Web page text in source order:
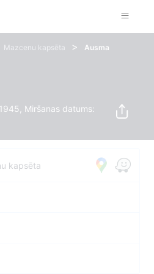
Mazcenu kapsēta >
Ausma
Miršanas datums:
kapsēta